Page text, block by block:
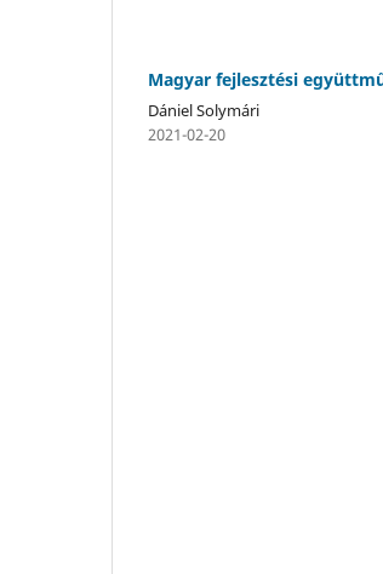
Magyar fejlesztési
Dániel Solymári
2021-02-20